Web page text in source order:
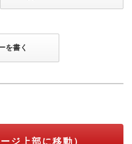
を書く
ジ上部に移動）